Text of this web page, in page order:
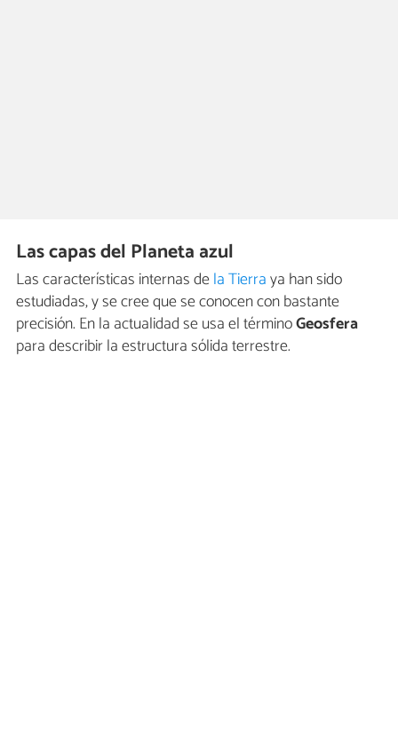
Las capas del Planeta azul
Las características internas dela Tierraya han sido
estudiadas, y se cree que se conocen con bastante
precisión. En la actualidad se usa el términoGeosfera
para describir la estructura sólida terrestre.